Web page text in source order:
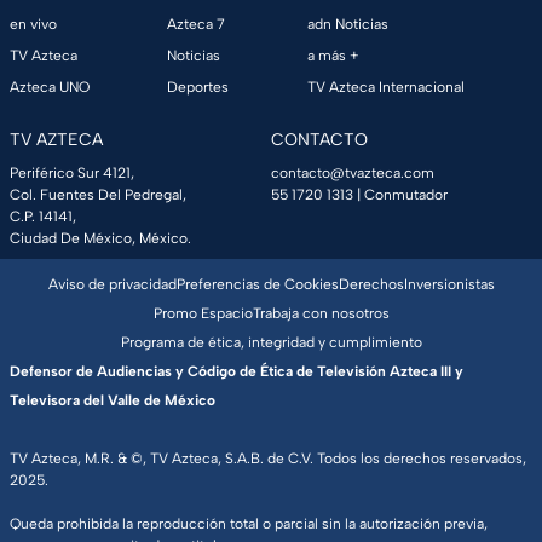
en vivo
TV Azteca
Azteca UNO
Azteca 7
Noticias
Deportes
adn Noticias
a más +
TV Azteca Internacional
TV AZTECA
Periférico Sur 4121,
Col. Fuentes Del Pedregal,
C.P. 14141,
Ciudad De México, México.
CONTACTO
contacto@tvazteca.com
55 1720 1313 | Conmutador
TV Azteca, M.R. & ©, TV Azteca, S.A.B. de C.V. Todos los derechos reservados,
2025.
Queda prohibida la reproducción total o parcial sin la autorización previa,
Aviso de privacidadPreferencias de CookiesDerechosInversionistas
Promo EspacioTrabaja con nosotros
Programa de ética, integridad y cumplimiento
Defensor de Audiencias y Código de Ética de Televisión Azteca III y
Televisora del Valle de México